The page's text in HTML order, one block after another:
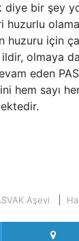
diye bir şey
huzurlu
için
olmaya da
eden
hem sayı
Aşevi